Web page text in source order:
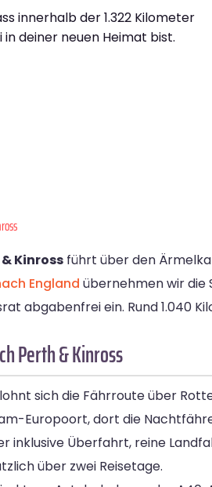
innerhalb der 1.322 Kilometer
deiner neuen Heimat bist.
Kinross führt über den
England übernehmen wir
abgabenfrei ein. Rund 1.040
Perth & Kinross
sich die Fährroute über
Europoort, dort die
inklusive Überfahrt, reine
über zwei Reisetage.